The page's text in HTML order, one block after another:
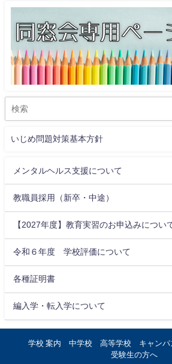
いじめ問題対策基本方針
メンタルヘルス支援について
教職員採用（新卒・中途）
【2027年度】教育実習のお申込みについ
令和６年度 学校評価について
各種証明書
編入学・転入学について
学校 案内 中学校 高等学校 キャンパ
受験生の方へ